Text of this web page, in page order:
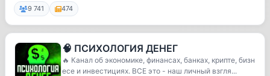
9 741 474
🧠 ПСИХОЛОГИЯ ДЕНЕГ
🔥 Канал об экономике, финансах, банках, крипте, бизн
есе и инвестициях. ВСЕ это - наш личный взгля...